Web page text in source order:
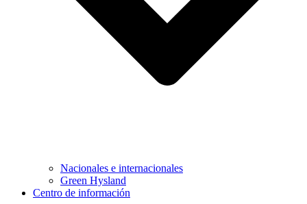
Nacionales e internacionales
Green Hysland
Centro de información